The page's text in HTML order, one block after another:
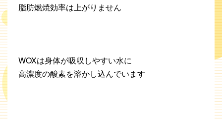
脂肪燃焼効率は上がりません
WOXは身体が吸収しやすい水に
高濃度の酸素を溶かし込んでいます